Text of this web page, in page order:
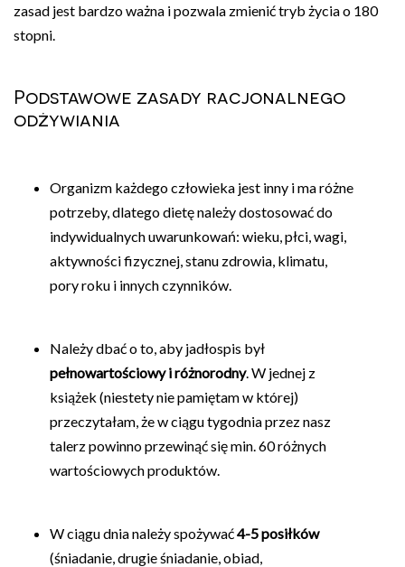
zasad jest bardzo ważna i pozwala zmienić tryb życia o 180
stopni.
Podstawowe zasady racjonalnego
odżywiania
Organizm każdego człowieka jest inny i ma różne
potrzeby, dlatego dietę należy dostosować do
indywidualnych uwarunkowań: wieku, płci, wagi,
aktywności fizycznej, stanu zdrowia, klimatu,
pory roku i innych czynników.
Należy dbać o to, aby jadłospis był
pełnowartościowy i różnorodny. W jednej z
książek (niestety nie pamiętam w której)
przeczytałam, że w ciągu tygodnia przez nasz
talerz powinno przewinąć się min. 60 różnych
wartościowych produktów.
W ciągu dnia należy spożywać4-5 posiłków
(śniadanie, drugie śniadanie, obiad,